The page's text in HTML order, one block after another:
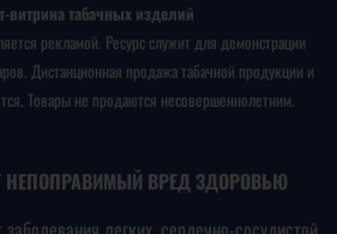
витрина табачных изделий
рекламой. Ресурс служит для демонстрации
Дистанционная продажа табачной продукции и
Товары не продаются несовершеннолетним.
НЕПОПРАВИМЫЙ ВРЕД ЗДОРОВЬЮ